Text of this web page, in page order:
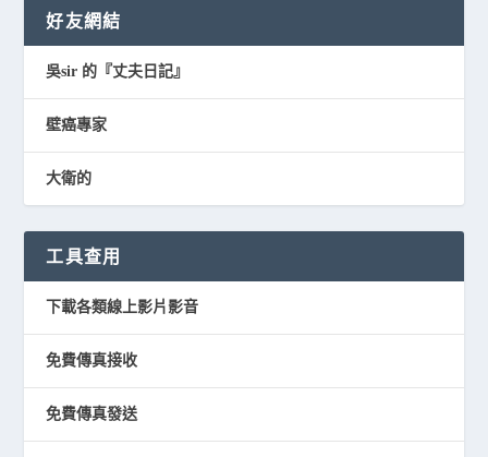
好友網結
吳sir 的『丈夫日記』
壁癌專家
大衛的
工具查用
下載各類線上影片影音
免費傳真接收
免費傳真發送